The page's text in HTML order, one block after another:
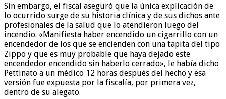
Sin embargo, el fiscal aseguró que la única explicación de
lo ocurrido surge de su historia clínica y de sus dichos ante
profesionales de la salud que lo atendieron luego del
incendio. «Manifiesta haber encendido un cigarrillo con un
encendedor de los que se encienden con una tapita del tipo
Zippo y que es muy probable que haya dejado este
encendedor encendido sin haberlo cerrado», le había dicho
Pettinato a un médico 12 horas después del hecho y esa
versión fue expuesta por la fiscalía, por primera vez,
dentro de su alegato.